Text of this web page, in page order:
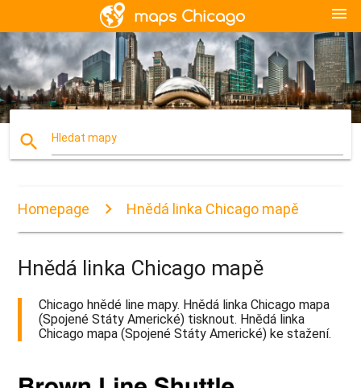
menu
search Hledat mapy
Homepage Hnědá linka Chicago mapě
Hnědá linka Chicago mapě
Chicago hnědé line mapy. Hnědá linka Chicago mapa
(Spojené Státy Americké) tisknout. Hnědá linka
Chicago mapa (Spojené Státy Americké) ke stažení.